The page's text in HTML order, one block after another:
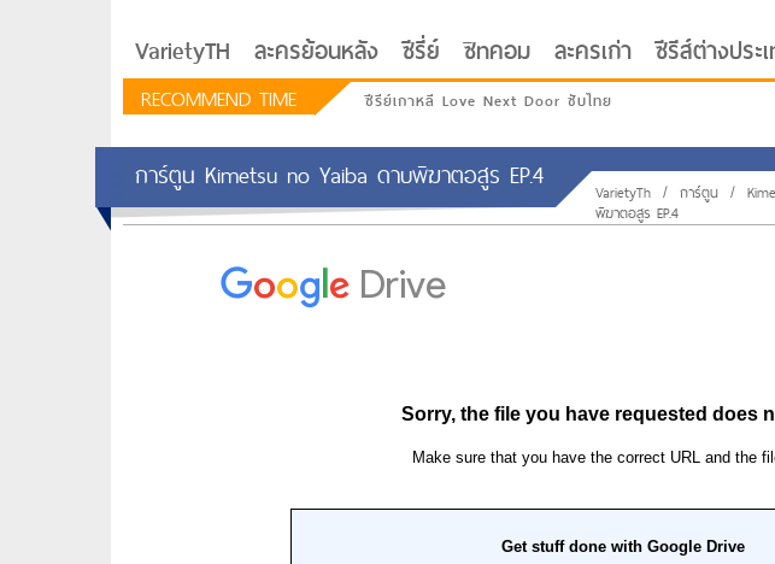
VarietyTH ละครย้อนหลัง ซีรี่ย์ ซิทคอม ละครเก่า ซีรีส์ต่างประ
RECOMMEND TIME ซีรีย์เกาหลี Love Next Door ซับไทย
รักอยู่ประตูถัดไป
การ์ตูน Kimetsu no Yaiba ดาบพิฆาตอสูร EP.4 VarietyTh / การ์ตูน /
พิฆาตอสูร EP.4